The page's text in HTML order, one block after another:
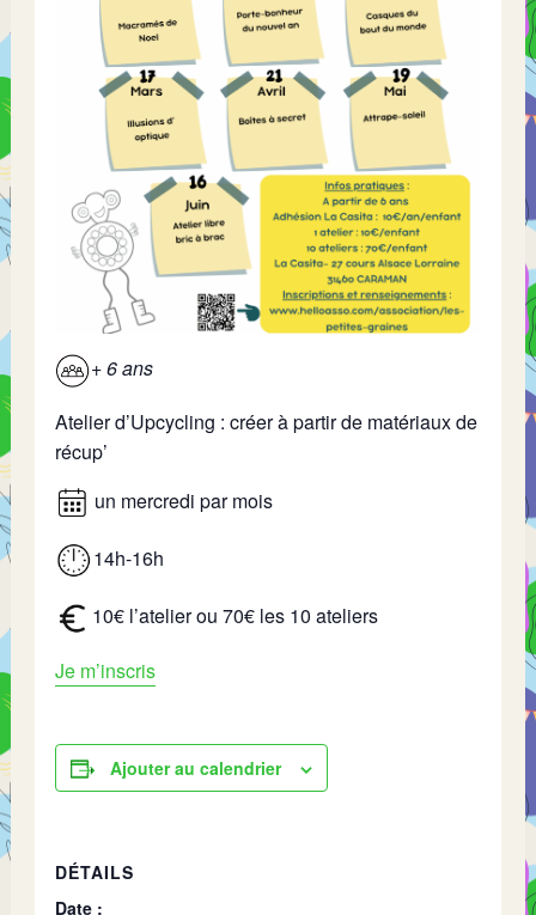
+ 6 ans
Atelier d’Upcycling : créer à partir de matériaux de
récup’
un mercredi par mois
14h-16h
10€ l’atelier ou 70€ les 10 ateliers
Je m’inscris
Ajouter au calendrier
DÉTAILS
Date :